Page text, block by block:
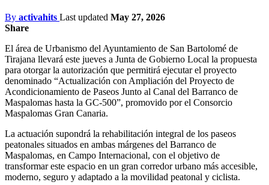
By activahits Last updated May 27, 2026
Share
El área de Urbanismo del Ayuntamiento de San Bartolomé de
Tirajana llevará este jueves a Junta de Gobierno Local la propuesta
para otorgar la autorización que permitirá ejecutar el proyecto
denominado “Actualización con Ampliación del Proyecto de
Acondicionamiento de Paseos Junto al Canal del Barranco de
Maspalomas hasta la GC-500”, promovido por el Consorcio
Maspalomas Gran Canaria.
La actuación supondrá la rehabilitación integral de los paseos
peatonales situados en ambas márgenes del Barranco de
Maspalomas, en Campo Internacional, con el objetivo de
transformar este espacio en un gran corredor urbano más accesible,
moderno, seguro y adaptado a la movilidad peatonal y ciclista.